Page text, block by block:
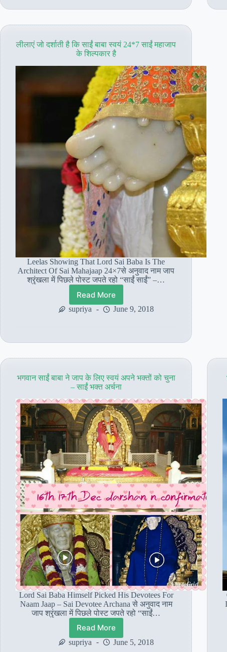
–
मनाएं
लीलाएं जो दर्शाती है कि साईं बाबा स्वयं 24*7 साईं महाजाप
के शिल्पकार है
Leelas Showing That Lord Sai Baba Is The
Architect Of Sai Mahajaap 24×7से अनुवाद नाम जाप
श्रृंखला में पिछले पोस्ट जपते रहो “साईं साईं” –…
Read More
लीलाएं
जो
बाबा
24*7
साईं
के
शिल्पकार
है
supriya June 9, 2018
भगवान साईं बाबा ने जाप के लिए स्वयं अपने भक्तों को चुना
– साईं भक्त अर्चना
Lord Sai Baba Himself Picked His Devotees For
Naam Jaap – Sai Devotee Archana से अनुवाद नाम
जाप श्रृंखला में पिछले पोस्ट जपते रहो “साईं…
Read More
भगवान
साईं
supriya June 5, 2018